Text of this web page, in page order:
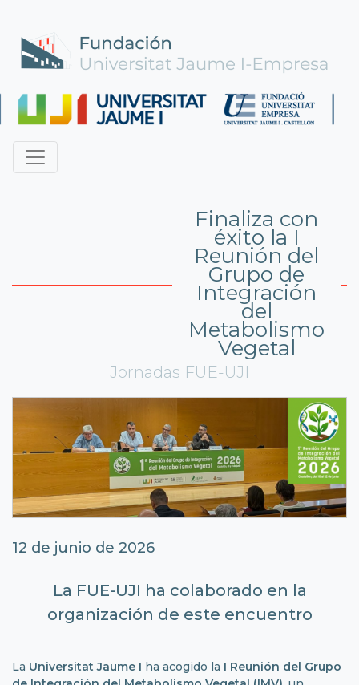
Finaliza con
éxito la I
Reunión del
Grupo de
Integración
del
Metabolismo
Vegetal
Jornadas FUE-UJI
12 de junio de 2026
La FUE-UJI ha colaborado en la
organización de este encuentro
La Universitat Jaume I ha acogido la I Reunión del Grupo